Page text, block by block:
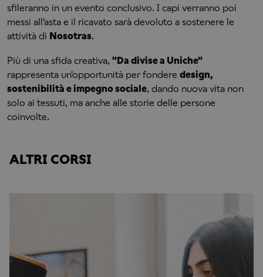
sfileranno in un evento conclusivo. I capi verranno poi
messi all'asta e il ricavato sarà devoluto a sostenere le
attività di Nosotras.
Più di una sfida creativa, "Da divise a Uniche"
rappresenta un'opportunità per fondere design,
sostenibilità e impegno sociale, dando nuova vita non
solo ai tessuti, ma anche alle storie delle persone
coinvolte.
ALTRI CORSI